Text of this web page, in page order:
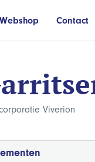
Webshop Contact
Viverion